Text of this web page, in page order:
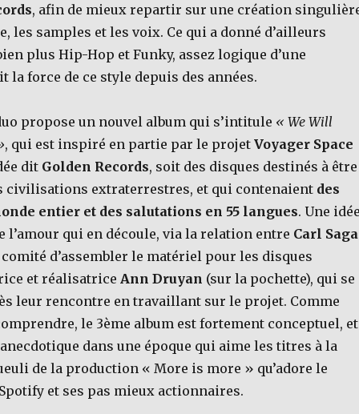
, afin de mieux repartir sur une création
les samples et les voix. Ce qui a donné d’ailleurs
plus Hip-Hop et Funky, assez logique d’une
la force de ce style depuis des années.
propose un nouvel album qui s’intitule « We Will
, qui est inspiré en partie par le projet Voyager Space
dit Golden Records, soit des disques destinés à être
civilisations extraterrestres, et qui contenaient des
entier et des salutations en 55 langues. Une
l’amour qui en découle, via la relation entre Carl
d’assembler le matériel pour les disques
et réalisatrice Ann Druyan (sur la pochette), qui se
leur rencontre en travaillant sur le projet. Comme
le 3ème album est fortement conceptuel, et
dans une époque qui aime les titres à la
de la production « More is more » qu’adore le
et ses pas mieux actionnaires.